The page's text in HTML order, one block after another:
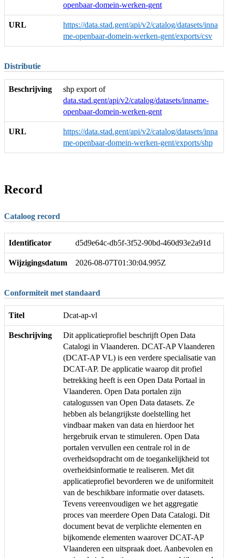
openbaar-domein-werken-gent
URL
https://data.stad.gent/api/v2/catalog/datasets/inna
me-openbaar-domein-werken-gent/exports/csv
Distributie
Beschrijving
shp export of
data.stad.gent/api/v2/catalog/datasets/inname-
openbaar-domein-werken-gent
URL
https://data.stad.gent/api/v2/catalog/datasets/inna
me-openbaar-domein-werken-gent/exports/shp
Record
Cataloog record
Identificator d5d9e64c-db5f-3f52-90bd-460d93e2a91d
Wijzigingsdatum 2026-08-07T01:30:04.995Z
Conformiteit met standaard
Titel Dcat-ap-vl
Beschrijving
Dit applicatieprofiel beschrijft Open Data
Catalogi in Vlaanderen. DCAT-AP Vlaanderen
(DCAT-AP VL) is een verdere specialisatie van
DCAT-AP. De applicatie waarop dit profiel
betrekking heeft is een Open Data Portaal in
Vlaanderen. Open Data portalen zijn
catalogussen van Open Data datasets. Ze
hebben als belangrijkste doelstelling het
vindbaar maken van data en hierdoor het
hergebruik ervan te stimuleren. Open Data
portalen vervullen een centrale rol in de
overheidsopdracht om de toegankelijkheid tot
overheidsinformatie te realiseren. Met dit
applicatieprofiel bevorderen we de uniformiteit
van de beschikbare informatie over datasets.
Tevens vereenvoudigen we het aggregatie
proces van meerdere Open Data Catalogi. Dit
document bevat de verplichte elementen en
bijkomende elementen waarover DCAT-AP
Vlaanderen een uitspraak doet. Aanbevolen en